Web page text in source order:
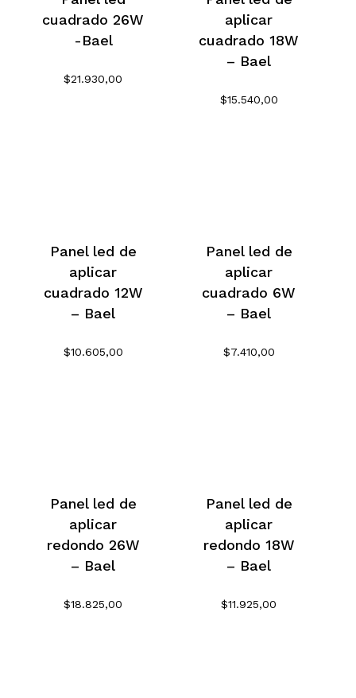
cuadrado 26W
-Bael
$21.930,00
aplicar
cuadrado 18W
– Bael
$15.540,00
Panel led de
aplicar
cuadrado 12W
– Bael
$10.605,00
Panel led de
aplicar
cuadrado 6W
– Bael
$7.410,00
Panel led de
aplicar
redondo 26W
– Bael
$18.825,00
Panel led de
aplicar
redondo 18W
– Bael
$11.925,00